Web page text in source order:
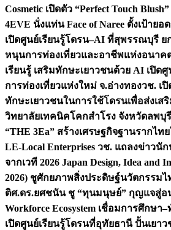
Cosmetic เปิดตัว “Perfect Touch
4EVE นั่งแท่น Face of Naree ตั้งเป้ายอ
เปิดศูนย์เรียนรู้โดรน–AI ที่สุพรรณบุรี ย
หนุนการท่องเที่ยวและอาชีพแห่งอนาค
เรียนรู้ เสริมทักษะเยาวชนด้วย AI เปิด
การท่องเที่ยวแห่งใหม่ จ.อ่างทองวช. เ
ทักษะเยาวชนในการใช้โดรนเพื่อส่งเส
วิทยาลัยเทคนิคโคกสำโรง จังหวัดลพบุรี
“THE 3Ea” สร้างเศรษฐกิจฐานรากไท
LE-Local Enterprises วช. แถลงข่าวนัก
จากเวที 2026 Japan Design, Idea and
2026) ชูศักยภาพสิ่งประดิษฐ์นวัตกรรม
ติศ.ดร.ยศชนัน ชู “ทุนมนุษย์” กุญแจสู่อ
Workforce Ecosystem เชื่อมการศึกษา
เปิดศูนย์เรียนรู้โดรนที่อุทัยธานี ปั้นเยา